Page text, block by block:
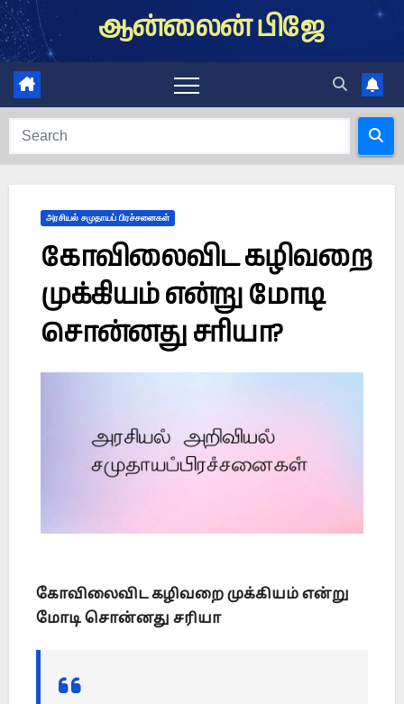
Skip
to
content
ஆன்லைன் பிஜே
அரசியல் சமுதாயப் பிரச்சனைகள்
கோவிலைவிட கழிவறை
முக்கியம் என்று மோடி
சொன்னது சரியா?
கோவிலைவிட கழிவறை முக்கியம் என்று
மோடி சொன்னது சரியா